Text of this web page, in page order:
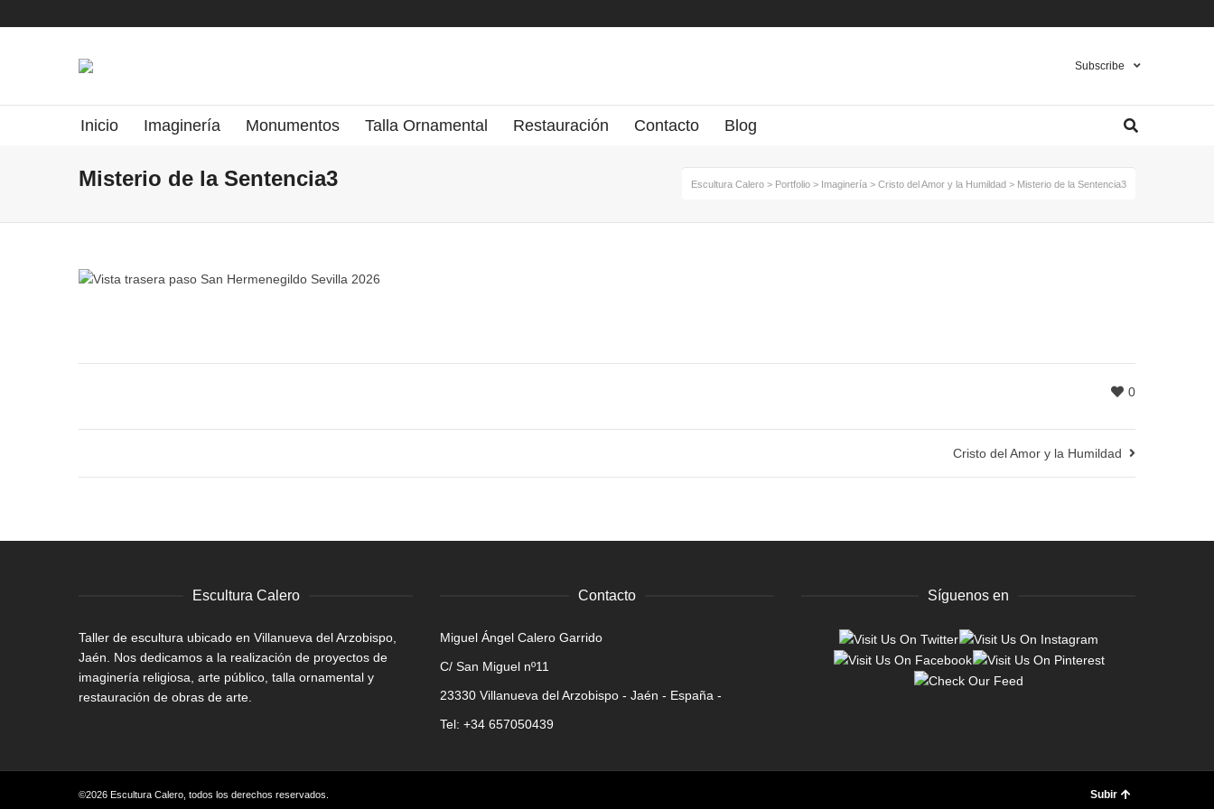
Subscribe
Inicio Imaginería Monumentos Talla Ornamental Restauración Contacto Blog
Misterio de la Sentencia3 Escultura Calero > Portfolio > Imaginería > Cristo del Amor y la Humildad > Misterio de la Sentencia3
0
Cristo del Amor y la Humildad
Escultura Calero
Taller de escultura ubicado en Villanueva del Arzobispo,
Jaén. Nos dedicamos a la realización de proyectos de
imaginería religiosa, arte público, talla ornamental y
restauración de obras de arte.
Contacto
Miguel Ángel Calero Garrido
C/ San Miguel nº11
23330 Villanueva del Arzobispo - Jaén - España -
Tel: +34 657050439
Síguenos en
©2026 Escultura Calero, todos los derechos reservados. Subir